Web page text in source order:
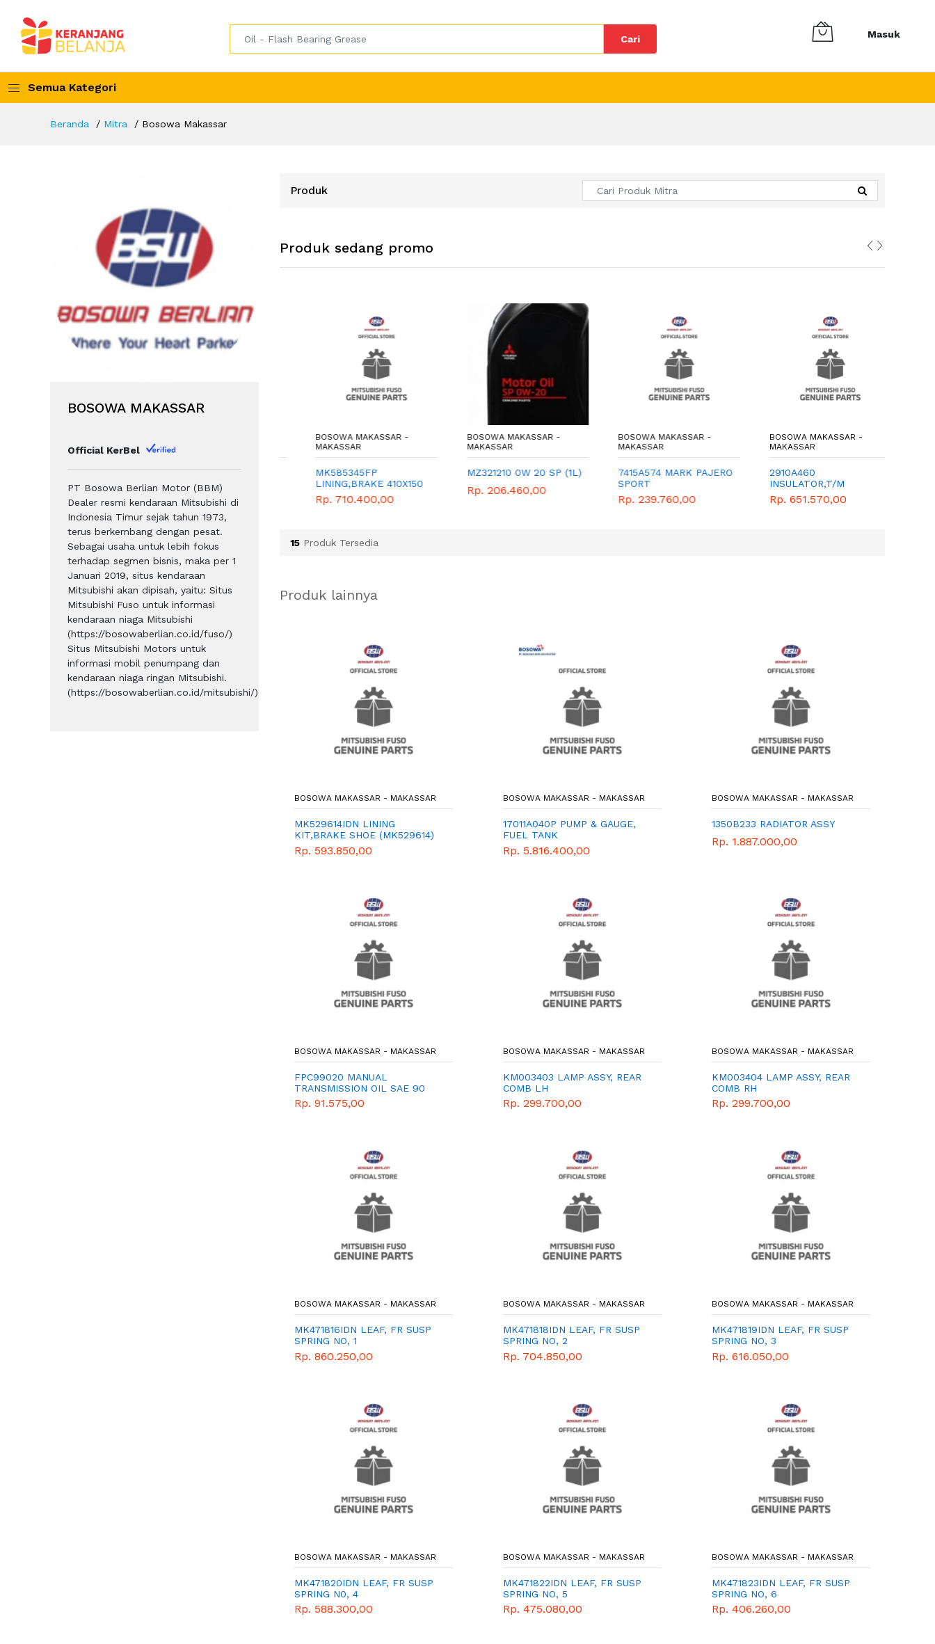
Cari Masuk
Semua Kategori
Beranda Mitra Bosowa Makassar
BOSOWA MAKASSAR
Official KerBel
PT Bosowa Berlian Motor (BBM)
Dealer resmi kendaraan Mitsubishi di
Indonesia Timur sejak tahun 1973,
terus berkembang dengan pesat.
Sebagai usaha untuk lebih fokus
terhadap segmen bisnis, maka per 1
Januari 2019, situs kendaraan
Mitsubishi akan dipisah, yaitu: Situs
Mitsubishi Fuso untuk informasi
kendaraan niaga Mitsubishi
(https://bosowaberlian.co.id/fuso/)
Situs Mitsubishi Motors untuk
informasi mobil penumpang dan
kendaraan niaga ringan Mitsubishi.
(https://bosowaberlian.co.id/mitsubishi/)
Produk
Produk sedang promo
LH
6.327.000,00
MAKASSAR
7632C611XA
COVER,DOOR
MIRROR,OTR LH
Rp. 331.890,00
BOSOWA MAKASSAR -
MAKASSAR
MK585345FP
LINING,BRAKE 410X150
(F/A),RIVET
Rp. 710.400,00
BOSOWA MAKASSAR -
MAKASSAR
MZ321210 0W 20 SP (1L)
Rp. 206.460,00
BOSOWA MAKASSAR -
MAKASSAR
7415A574 MARK PAJERO
SPORT
Rp. 239.760,00
BOSOWA MAKASSAR -
MAKASSAR
2910A460
INSULATOR,T/M
MOUNTING
Rp. 651.570,00
15 Produk Tersedia
Produk lainnya
BOSOWA MAKASSAR - MAKASSAR
MK529614IDN LINING
KIT,BRAKE SHOE (MK529614)
320X110
Rp. 593.850,00
BOSOWA MAKASSAR - MAKASSAR
17011A040P PUMP & GAUGE,
FUEL TANK
Rp. 5.816.400,00
BOSOWA MAKASSAR - MAKASSAR
1350B233 RADIATOR ASSY
Rp. 1.887.000,00
BOSOWA MAKASSAR - MAKASSAR
FPC99020 MANUAL
TRANSMISSION OIL SAE 90
GL4 - 1L
Rp. 91.575,00
BOSOWA MAKASSAR - MAKASSAR
KM003403 LAMP ASSY, REAR
COMB LH
Rp. 299.700,00
BOSOWA MAKASSAR - MAKASSAR
KM003404 LAMP ASSY, REAR
COMB RH
Rp. 299.700,00
BOSOWA MAKASSAR - MAKASSAR
MK471816IDN LEAF, FR SUSP
SPRING NO, 1
Rp. 860.250,00
BOSOWA MAKASSAR - MAKASSAR
MK471818IDN LEAF, FR SUSP
SPRING NO, 2
Rp. 704.850,00
BOSOWA MAKASSAR - MAKASSAR
MK471819IDN LEAF, FR SUSP
SPRING NO, 3
Rp. 616.050,00
BOSOWA MAKASSAR - MAKASSAR
MK471820IDN LEAF, FR SUSP
SPRING N0, 4
Rp. 588.300,00
BOSOWA MAKASSAR - MAKASSAR
MK471822IDN LEAF, FR SUSP
SPRING NO, 5
Rp. 475.080,00
BOSOWA MAKASSAR - MAKASSAR
MK471823IDN LEAF, FR SUSP
SPRING NO, 6
Rp. 406.260,00